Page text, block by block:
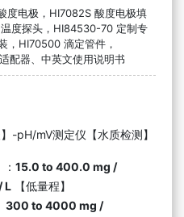
度电极，HI7082S 酸度电极填
度探头，HI84530-70 定制专
，HI70500 滴定管件，
配器、中英文使用说明书
-pH/mV测定仪【水质检测】
15.0 to 400.0 mg /
L 【低量程】
300 to 4000 mg /